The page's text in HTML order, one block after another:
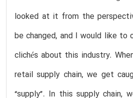
looked at it from the
be changed, and I would like to
clichés about this industry.
retail supply chain, we get
“supply”. In this supply chain,